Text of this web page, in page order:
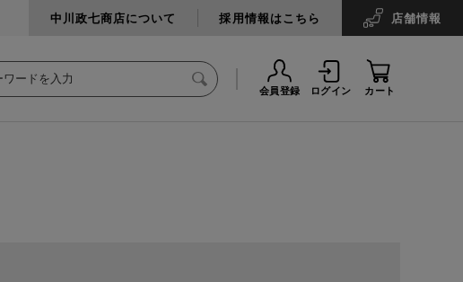
中川政七商店について 採用情報はこちら 店舗情報
会員登録 ログイン カート